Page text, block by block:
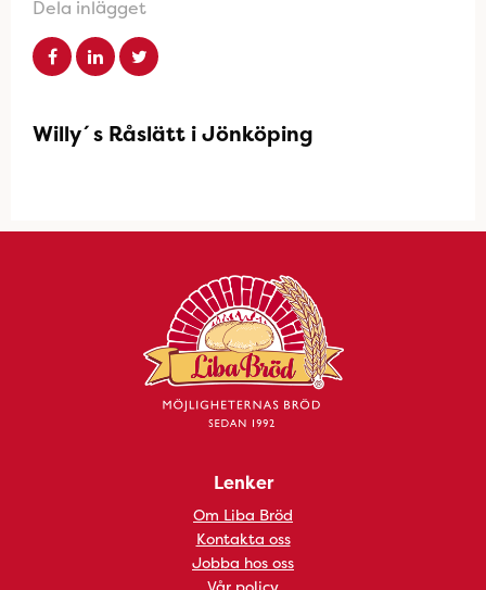
Dela inlägget
Willy´s Råslätt i Jönköping
Lenker
Om Liba Bröd
Kontakta oss
Jobba hos oss